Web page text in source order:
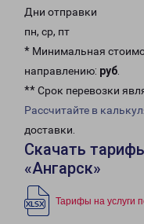
Дни отправки
пн, ср, пт
* Минимальная
направлению: руб.
** Срок перевозки
Рассчитайте в
доставки.
Скачать
«Ангарск»
Тарифы на услуги